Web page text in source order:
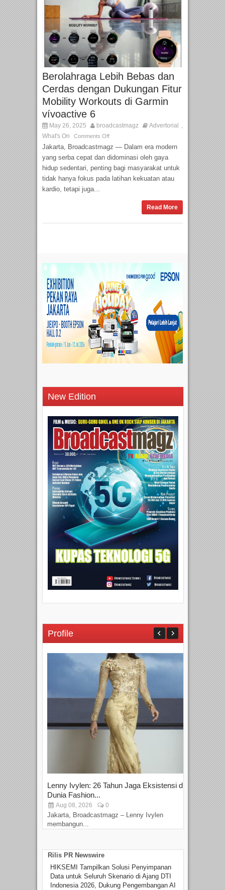
Berolahraga Lebih Bebas dan
Cerdas dengan Dukungan Fitur
Mobility Workouts di Garmin
vívoactive 6
May 26, 2025 broadcastmagz Advertorial
What's On Comments Off
Jakarta, Broadcastmagz — Dalam era modern
yang serba cepat dan didominasi oleh gaya
hidup sedentari, penting bagi masyarakat untuk
tidak hanya fokus pada latihan kekuatan atau
kardio, tetapi juga...
Read More
New Edition
Profile
Lenny Ivylen: 26 Tahun Jaga Eksistensi di
Dunia Fashion...
Aug 08, 2026 0
Jakarta, Broadcastmagz – Lenny Ivylen
membangun...
Rilis PR Newswire
HIKSEMI Tampilkan Solusi Penyimpanan
Data untuk Seluruh Skenario di Ajang DTI
Indonesia 2026, Dukung Pengembangan AI